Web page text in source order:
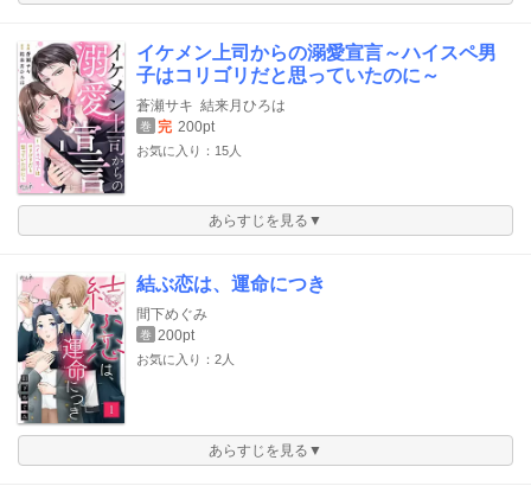
イケメン上司からの溺愛宣言～ハイスペ男
子はコリゴリだと思っていたのに～
蒼瀬サキ 結来月ひろは
巻 完 200pt
お気に入り：15人
あらすじを見る▼
結ぶ恋は、運命につき
間下めぐみ
巻 200pt
お気に入り：2人
あらすじを見る▼